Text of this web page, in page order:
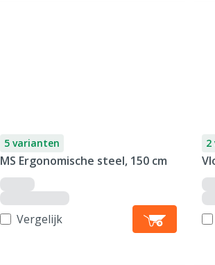
5 varianten
MS Ergonomische steel, 150 cm
Vergelijk
2